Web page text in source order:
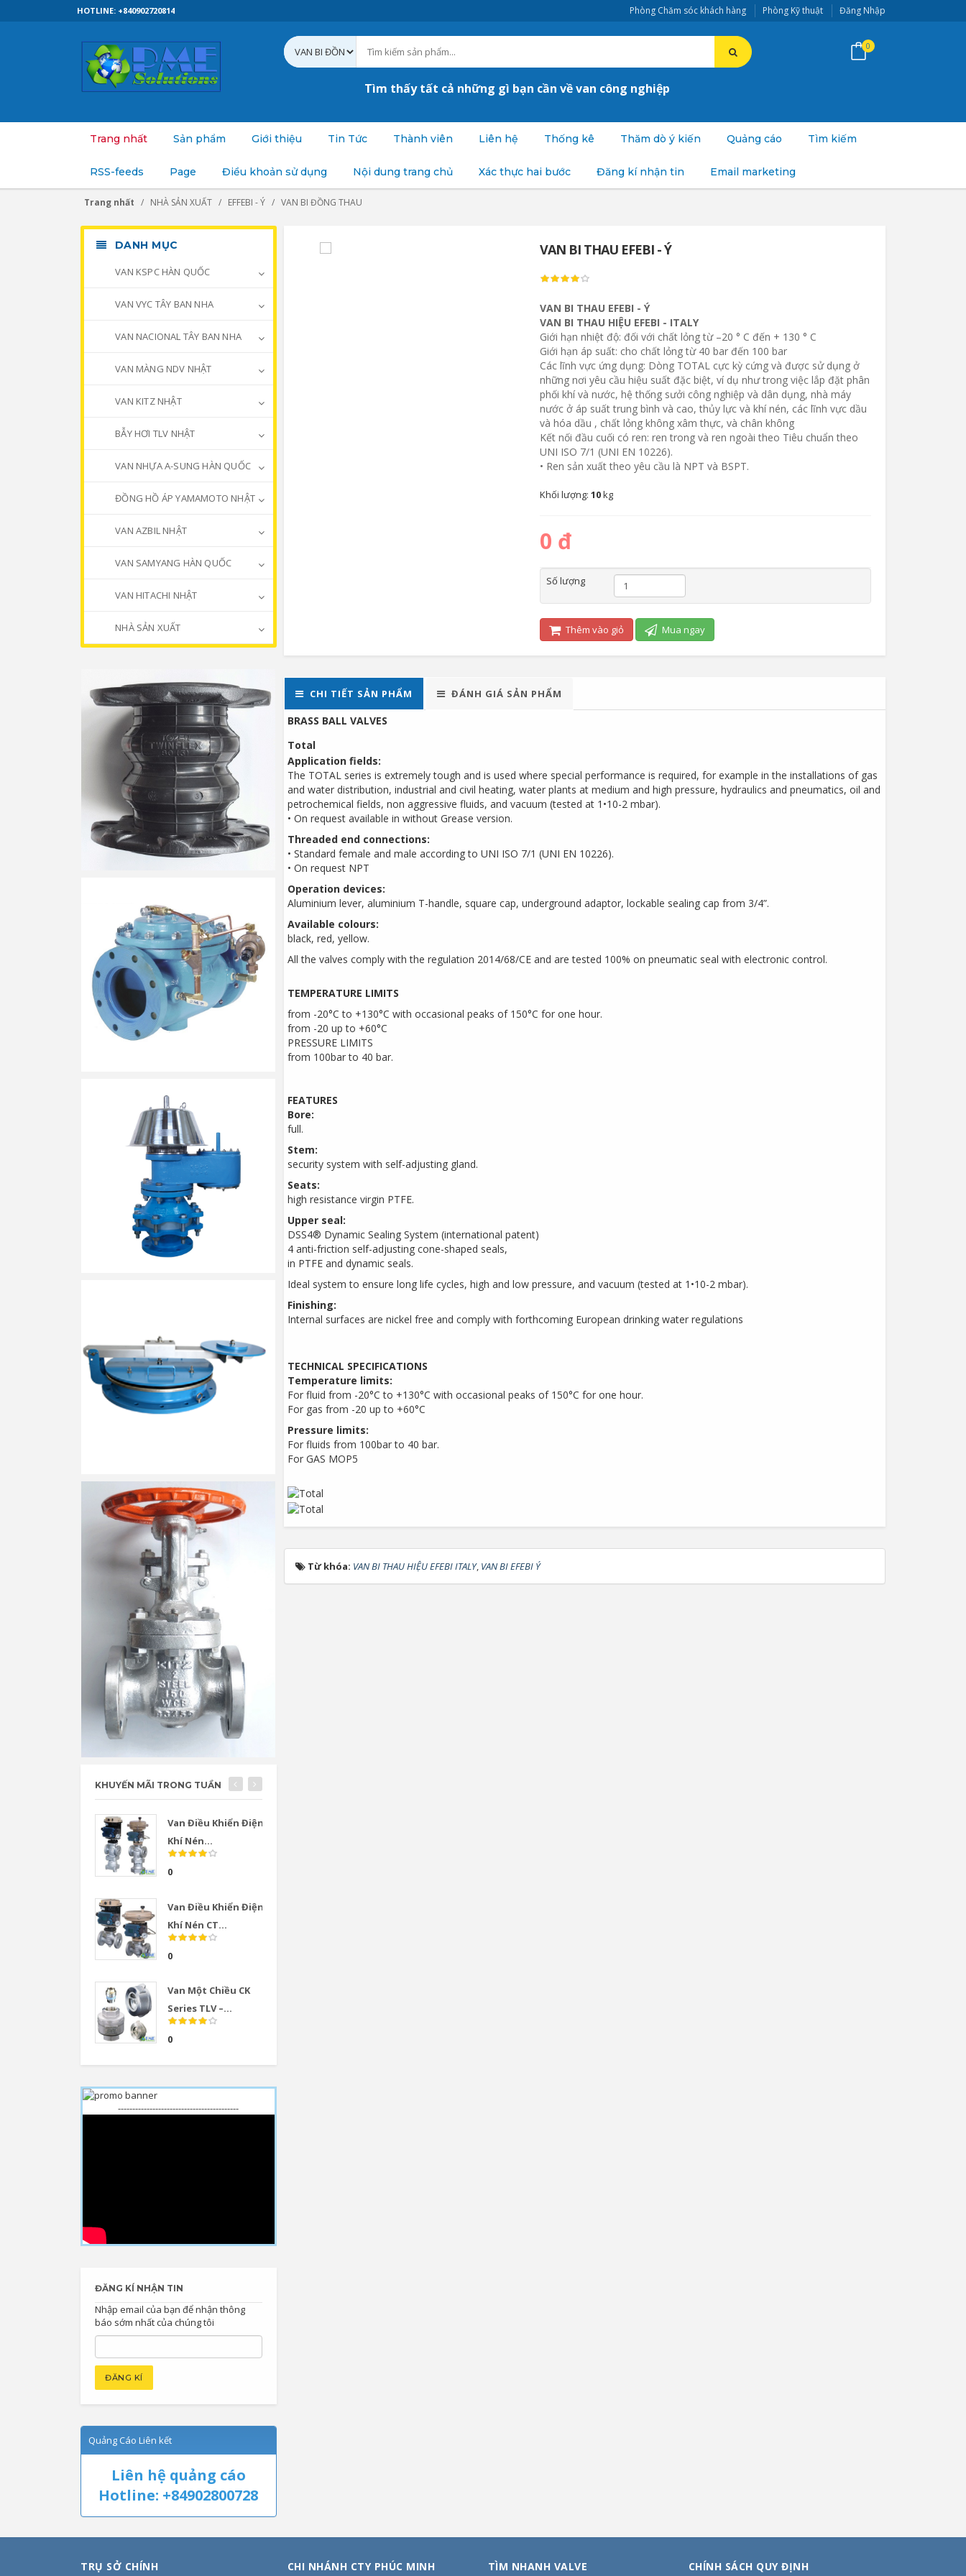
Phòng Chăm sóc khách hàng Phòng Kỹ thuật Đăng Nhập
HOTLINE: +840902720814
Tìm thấy tất cả những gì bạn cần về van công nghiệp
0
Trang nhất Sản phẩm Giới thiệu Tin Tức Thành viên Liên hệ Thống kê Thăm dò ý kiến Quảng cáo Tìm kiếm
RSS-feeds Page Điều khoản sử dụng Nội dung trang chủ Xác thực hai bước Đăng kí nhận tin Email marketing
Trang nhất NHÀ SẢN XUẤT EFFEBI - Ý VAN BI ĐỒNG THAU
VAN BI THAU EFEBI - Ý
VAN BI THAU EFEBI - Ý
VAN BI THAU HIỆU EFEBI - ITALY
Giới hạn nhiệt độ: đối với chất lỏng từ –20 ° C đến + 130 ° C
Giới hạn áp suất: cho chất lỏng từ 40 bar đến 100 bar
Các lĩnh vực ứng dụng: Dòng TOTAL cực kỳ cứng và được sử dụng ở
những nơi yêu cầu hiệu suất đặc biệt, ví dụ như trong việc lắp đặt phân
phối khí và nước, hệ thống sưởi công nghiệp và dân dụng, nhà máy
nước ở áp suất trung bình và cao, thủy lực và khí nén, các lĩnh vực dầu
và hóa dầu , chất lỏng không xâm thực, và chân không
Kết nối đầu cuối có ren: ren trong và ren ngoài theo Tiêu chuẩn theo
UNI ISO 7/1 (UNI EN 10226).
• Ren sản xuất theo yêu cầu là NPT và BSPT.
Khối lượng: 10kg
0 đ
Số lượng
Thêm vào giỏ Mua ngay
CHI TIẾT SẢN PHẨM ĐÁNH GIÁ SẢN PHẨM
BRASS BALL VALVES
Total
Application fields:
The TOTAL series is extremely tough and is used where special performance is required, for example in the installations of gas
and water distribution, industrial and civil heating, water plants at medium and high pressure, hydraulics and pneumatics, oil and
petrochemical fields, non aggressive fluids, and vacuum (tested at 1•10-2 mbar).
• On request available in without Grease version.
Threaded end connections:
• Standard female and male according to UNI ISO 7/1 (UNI EN 10226).
• On request NPT
Operation devices:
Aluminium lever, aluminium T-handle, square cap, underground adaptor, lockable sealing cap from 3/4”.
Available colours:
black, red, yellow.
All the valves comply with the regulation 2014/68/CE and are tested 100% on pneumatic seal with electronic control.
TEMPERATURE LIMITS
from -20°C to +130°C with occasional peaks of 150°C for one hour.
from -20 up to +60°C
PRESSURE LIMITS
from 100bar to 40 bar.
FEATURES
Bore:
full.
Stem:
security system with self-adjusting gland.
Seats:
high resistance virgin PTFE.
Upper seal:
DSS4® Dynamic Sealing System (international patent)
4 anti-friction self-adjusting cone-shaped seals,
in PTFE and dynamic seals.
Ideal system to ensure long life cycles, high and low pressure, and vacuum (tested at 1•10-2 mbar).
Finishing:
Internal surfaces are nickel free and comply with forthcoming European drinking water regulations
TECHNICAL SPECIFICATIONS
Temperature limits:
For fluid from -20°C to +130°C with occasional peaks of 150°C for one hour.
For gas from -20 up to +60°C
Pressure limits:
For fluids from 100bar to 40 bar.
For GAS MOP5
Từ khóa: VAN BI THAU HIỆU EFEBI ITALY, VAN BI EFEBI Ý
DANH MỤC
VAN KSPC HÀN QUỐC
VAN VYC TÂY BAN NHA
VAN NACIONAL TÂY BAN NHA
VAN MÀNG NDV NHẬT
VAN KITZ NHẬT
BẪY HƠI TLV NHẬT
VAN NHỰA A-SUNG HÀN QUỐC
ĐỒNG HỒ ÁP YAMAMOTO NHẬT
VAN AZBIL NHẬT
VAN SAMYANG HÀN QUỐC
VAN HITACHI NHẬT
NHÀ SẢN XUẤT
KHUYẾN MÃI TRONG TUẦN
Van Điều Khiển Điện
Khí Nén...
0
Van Điều Khiển Điện
Khí Nén CT...
0
Van Một Chiều CK
Series TLV –...
0
------------------------------------------
ĐĂNG KÍ NHẬN TIN
Nhập email của bạn để nhận thông
báo sớm nhất của chúng tôi
Quảng Cáo Liên kết
Liên hệ quảng cáo
Hotline: +84902800728
TRỤ SỞ CHÍNH CHI NHÁNH CTY PHÚC MINH TÌM NHANH VALVE CHÍNH SÁCH QUY ĐỊNH